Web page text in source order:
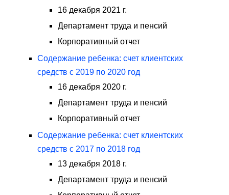
16 декабря 2021 г.
Департамент труда и пенсий
Корпоративный отчет
Содержание ребенка: счет клиентских
средств с 2019 по 2020 год
16 декабря 2020 г.
Департамент труда и пенсий
Корпоративный отчет
Содержание ребенка: счет клиентских
средств с 2017 по 2018 год
13 декабря 2018 г.
Департамент труда и пенсий